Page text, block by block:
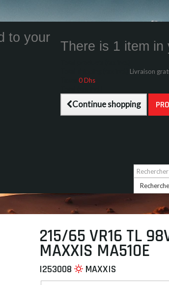
to your
There is 1 item in
Livraison
0 Dhs
Continue shopping
215/65 VR16 TL
MAXXIS MA510E
I253008 MAXXIS